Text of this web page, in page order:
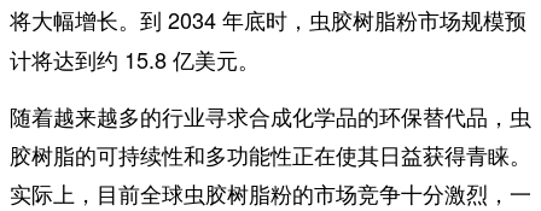
将大幅增长。到 2034 年底时，虫胶树脂粉市场规模预
计将达到约 15.8 亿美元。
随着越来越多的行业寻求合成化学品的环保替代品，虫
胶树脂的可持续性和多功能性正在使其日益获得青睐。
实际上，目前全球虫胶树脂粉的市场竞争十分激烈，一